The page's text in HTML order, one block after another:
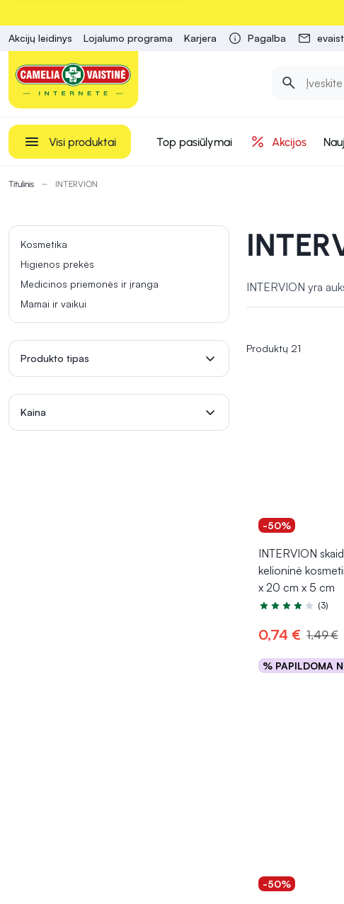
Akcijų leidinys Lojalumo programa Karjera Pagalba
Visi produktai Top pasiūlymai Akcijos
Titulinis INTERVION
Kosmetika
Higienos prekės
Medicinos priemonės ir įranga
Mamai ir vaikui
Produkto tipas
Kaina
INTERVION yra
Produktų 21
-50%
INTERVION
kelioninė
x 20 cm x 5 cm
Įvertinimas 4.3 iš 5
(3)
0,74 € 1,49 €
% PAPILDOMA
Į krepšelį
-50%